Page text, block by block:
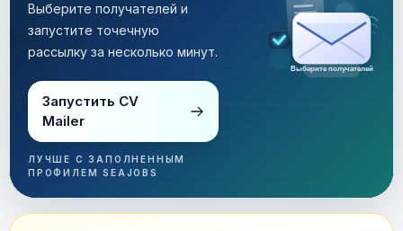
Выберите получателей и
запустите точечную
рассылку за несколько минут.
Запустить CV
Mailer
ЛУЧШЕ С ЗАПОЛНЕННЫМ
ПРОФИЛЕМ SEAJOBS
Выберите получателей